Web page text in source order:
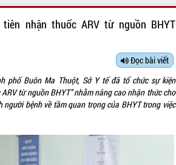
nhận thuốc ARV từ nguồn BHYT
Đọc bài viết
phố Buôn Ma Thuột, Sở Y tế đã tổ chức sự kiện
từ nguồn BHYT” nhằm nâng cao nhận thức cho
bệnh về tầm quan trọng của BHYT trong việc